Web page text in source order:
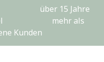
über 15 Jahre
mehr als
Kunden